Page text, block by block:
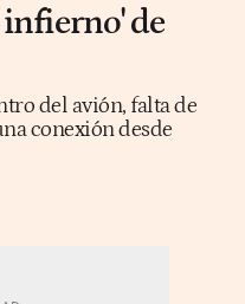
de
del avión, falta de
conexión desde